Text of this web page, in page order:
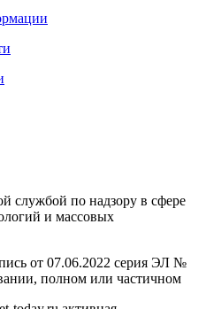
службой по надзору в сфере
и массовых
от 07.06.2022 серия ЭЛ №
полном или частичном